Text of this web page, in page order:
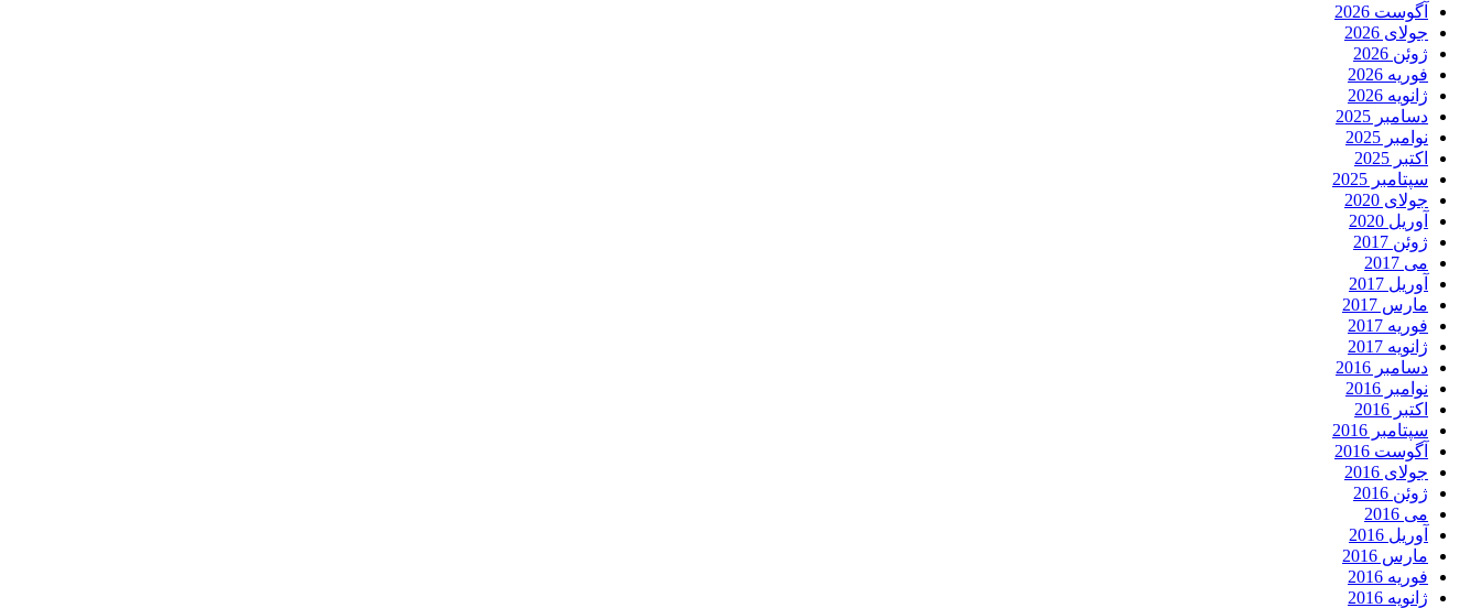
آگوست 2026
جولای 2026
ژوئن 2026
فوریه 2026
ژانویه 2026
دسامبر 2025
نوامبر 2025
اکتبر 2025
سپتامبر 2025
جولای 2020
آوریل 2020
ژوئن 2017
می 2017
آوریل 2017
مارس 2017
فوریه 2017
ژانویه 2017
دسامبر 2016
نوامبر 2016
اکتبر 2016
سپتامبر 2016
آگوست 2016
جولای 2016
ژوئن 2016
می 2016
آوریل 2016
مارس 2016
فوریه 2016
ژانویه 2016